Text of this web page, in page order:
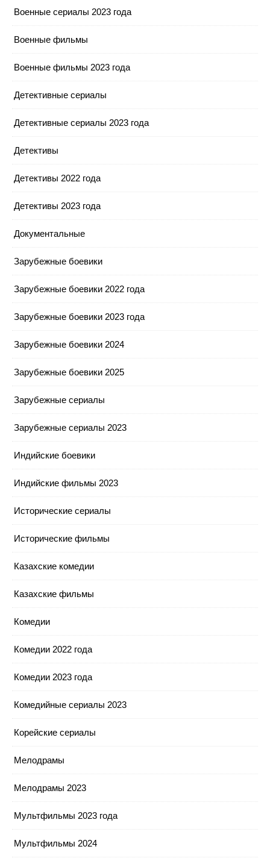
Военные сериалы 2023 года
Военные фильмы
Военные фильмы 2023 года
Детективные сериалы
Детективные сериалы 2023 года
Детективы
Детективы 2022 года
Детективы 2023 года
Документальные
Зарубежные боевики
Зарубежные боевики 2022 года
Зарубежные боевики 2023 года
Зарубежные боевики 2024
Зарубежные боевики 2025
Зарубежные сериалы
Зарубежные сериалы 2023
Индийские боевики
Индийские фильмы 2023
Исторические сериалы
Исторические фильмы
Казахские комедии
Казахские фильмы
Комедии
Комедии 2022 года
Комедии 2023 года
Комедийные сериалы 2023
Корейские сериалы
Мелодрамы
Мелодрамы 2023
Мультфильмы 2023 года
Мультфильмы 2024